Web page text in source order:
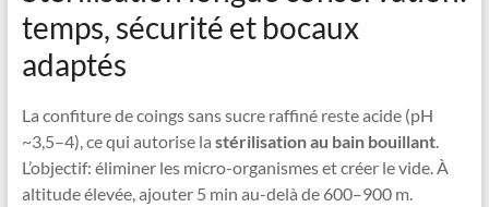
temps, sécurité et bocaux
adaptés
La confiture de coings sans sucre raffiné reste acide (pH
~3,5–4), ce qui autorise la stérilisation au bain bouillant.
L’objectif: éliminer les micro-organismes et créer le vide. À
altitude élevée, ajouter 5 min au-delà de 600–900 m.